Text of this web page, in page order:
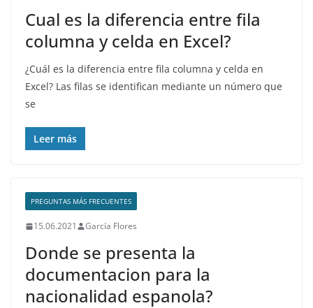
Cual es la diferencia entre fila
columna y celda en Excel?
¿Cuál es la diferencia entre fila columna y celda en
Excel? Las filas se identifican mediante un número que
se
Leer más
PREGUNTAS MÁS FRECUENTES
15.06.2021 García Flores
Donde se presenta la
documentacion para la
nacionalidad espanola?